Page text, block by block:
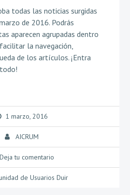
todas las noticias surgidas
de 2016. Podrás
aparecen agrupadas dentro
la navegación,
de los artículos. ¡Entra
1 marzo, 2016
AICRUM
Deja tu comentario
de Usuarios Duir